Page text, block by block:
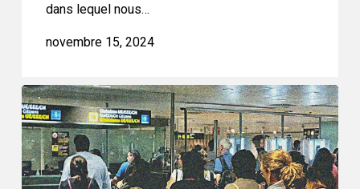
civiles
dans lequel nous…
novembre 15, 2024
Les
défenseurs
des
droits
accueillent